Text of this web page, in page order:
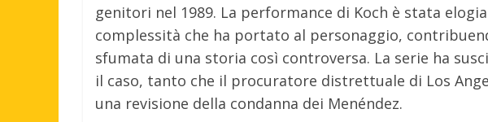
genitori nel 1989. La performance di Koch è stata
complessità che ha portato al personaggio,
sfumata di una storia così controversa. La serie ha
il caso, tanto che il procuratore distrettuale di Los
una revisione della condanna dei Menéndez.